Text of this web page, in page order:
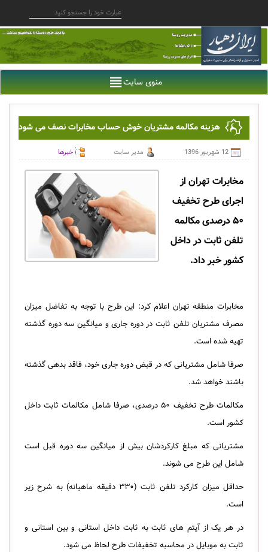
منوی سایت
هزینه مکالمه مشتریان خوش حساب مخابرات نصف می شود
12 شهریور 1396 مدیر سایت خبرها
مخابرات تهران از
اجرای طرح تخفیف
۵۰ درصدی مکالمه
تلفن ثابت در داخل
کشور خبر داد.
مخابرات منطقه تهران اعلام کرد: این طرح با توجه به تفاضل میزان
مصرف مشتریان تلفن ثابت در دوره جاری و میانگین سه دوره گذشته
تهیه شده است.
صرفا شامل مشتریانی که در قبض دوره جاری خود، فاقد بدهی گذشته
باشند خواهد شد.
مکالمات طرح تخفیف ۵۰ درصدی، صرفا شامل مکالمات ثابت داخل
کشور است.
مشتریانی که مبلغ کارکردشان بیش از میانگین سه دوره قبل است
شامل این طرح می شوند.
حداقل میزان کارکرد تلفن ثابت (۳۳۰ دقیقه ماهیانه) به شرح زیر
است.
در هر یک از آیتم های ثابت به ثابت داخل استانی و بین استانی و
ثابت به موبایل در محاسبه تخفیفات طرح لحاظ می شود.